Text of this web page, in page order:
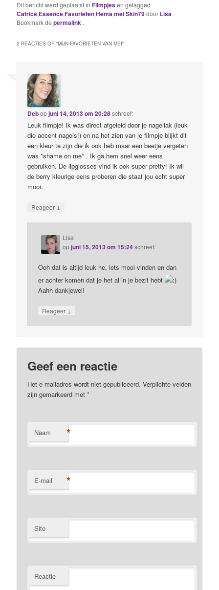
Dit bericht werd geplaatst inFilmpjesen getagged
Catrice,Essence,Favorieten,Hema,mei,Skin79door Lisa .
Bookmark depermalink .
2 REACTIES OP “MIJN FAVORIETEN VAN MEI”
Debopjuni 14, 2013 om 20:28schreef:
Leuk filmpje! Ik was direct afgeleid door je nagellak (leuk
die accent nagels!) en na het zien van je filmpje blijkt dit
een kleur te zijn die ik ook heb maar een beetje vergeten
was *shame on me* . Ik ga hem snel weer eens
gebruiken. De lipglosses vind ik ook super pretty! Ik wil
de berry kleurige eens proberen die staat jou echt super
mooi.
Reageer ↓
Lisa
opjuni 15, 2013 om 15:24schreef:
Ooh dat is altijd leuk he, iets mooi vinden en dan
er achter komen dat je het al in je bezit hebt
Aahh dankjewel!
Reageer ↓
Geef een reactie
Het e-mailadres wordt niet gepubliceerd. Verplichte velden
zijn gemarkeerd met*
Naam *
E-mail *
Site
Reactie